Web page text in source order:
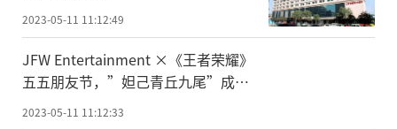
2023-05-11 11:12:49
JFW Entertainment ×《王者荣耀》
五五朋友节，”妲己青丘九尾”成新
2023-05-11 11:12:33